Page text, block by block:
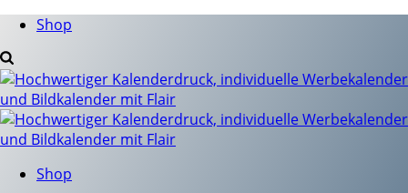
Shop
Shop